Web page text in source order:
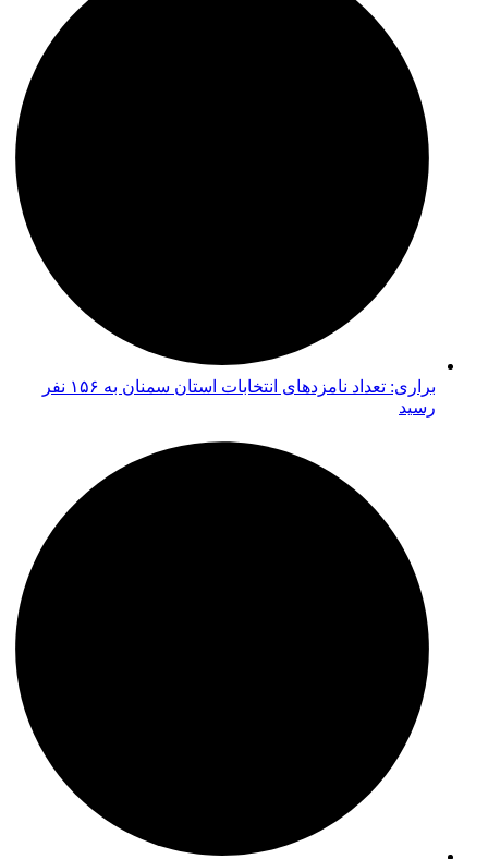
براری: تعداد نامزدهای انتخابات استان سمنان به ۱۵۶ نفر
رسید